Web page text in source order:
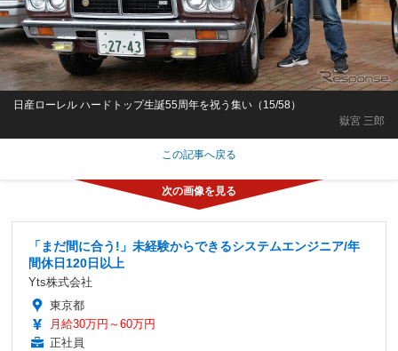
嶽宮 三郎
日産ローレル ハードトップ生誕55周年を祝う集い（15/58）
この記事へ戻る
「まだ間に合う!」未経験からできるシステムエンジニア/年
間休日120日以上
Yts株式会社
東京都
月給30万円～60万円
正社員